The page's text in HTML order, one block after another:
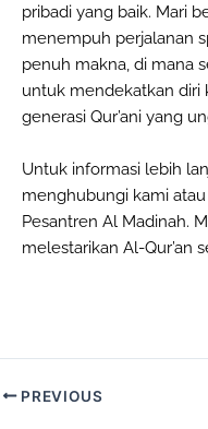
pribadi yang baik. Mari
menempuh perjalanan
penuh makna, di mana
untuk mendekatkan diri
generasi Qur’ani yang
Untuk informasi lebih
menghubungi kami
Pesantren Al Madinah.
melestarikan Al-Qur’an
PREVIOUS